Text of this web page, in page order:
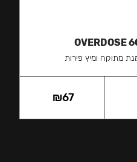
OVERDOSE
מתוקה ומיץ פירות
₪67